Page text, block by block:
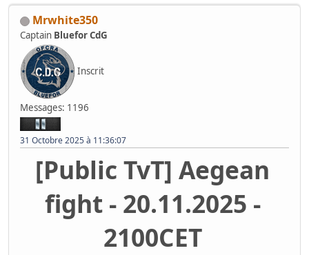
Mrwhite350
Captain Bluefor CdG
Inscrit
Messages: 1196
31 Octobre 2025 à 11:36:07
[Public TvT] Aegean
fight - 20.11.2025 -
2100CET